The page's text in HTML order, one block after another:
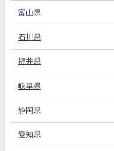
富山県
石川県
福井県
岐阜県
静岡県
愛知県